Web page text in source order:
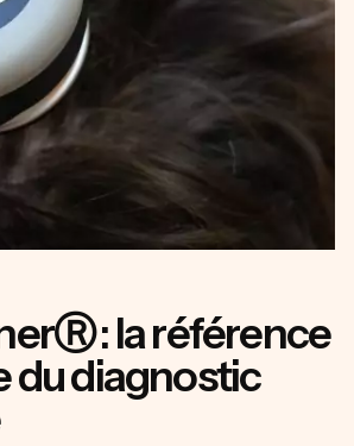
: la référence
du diagnostic